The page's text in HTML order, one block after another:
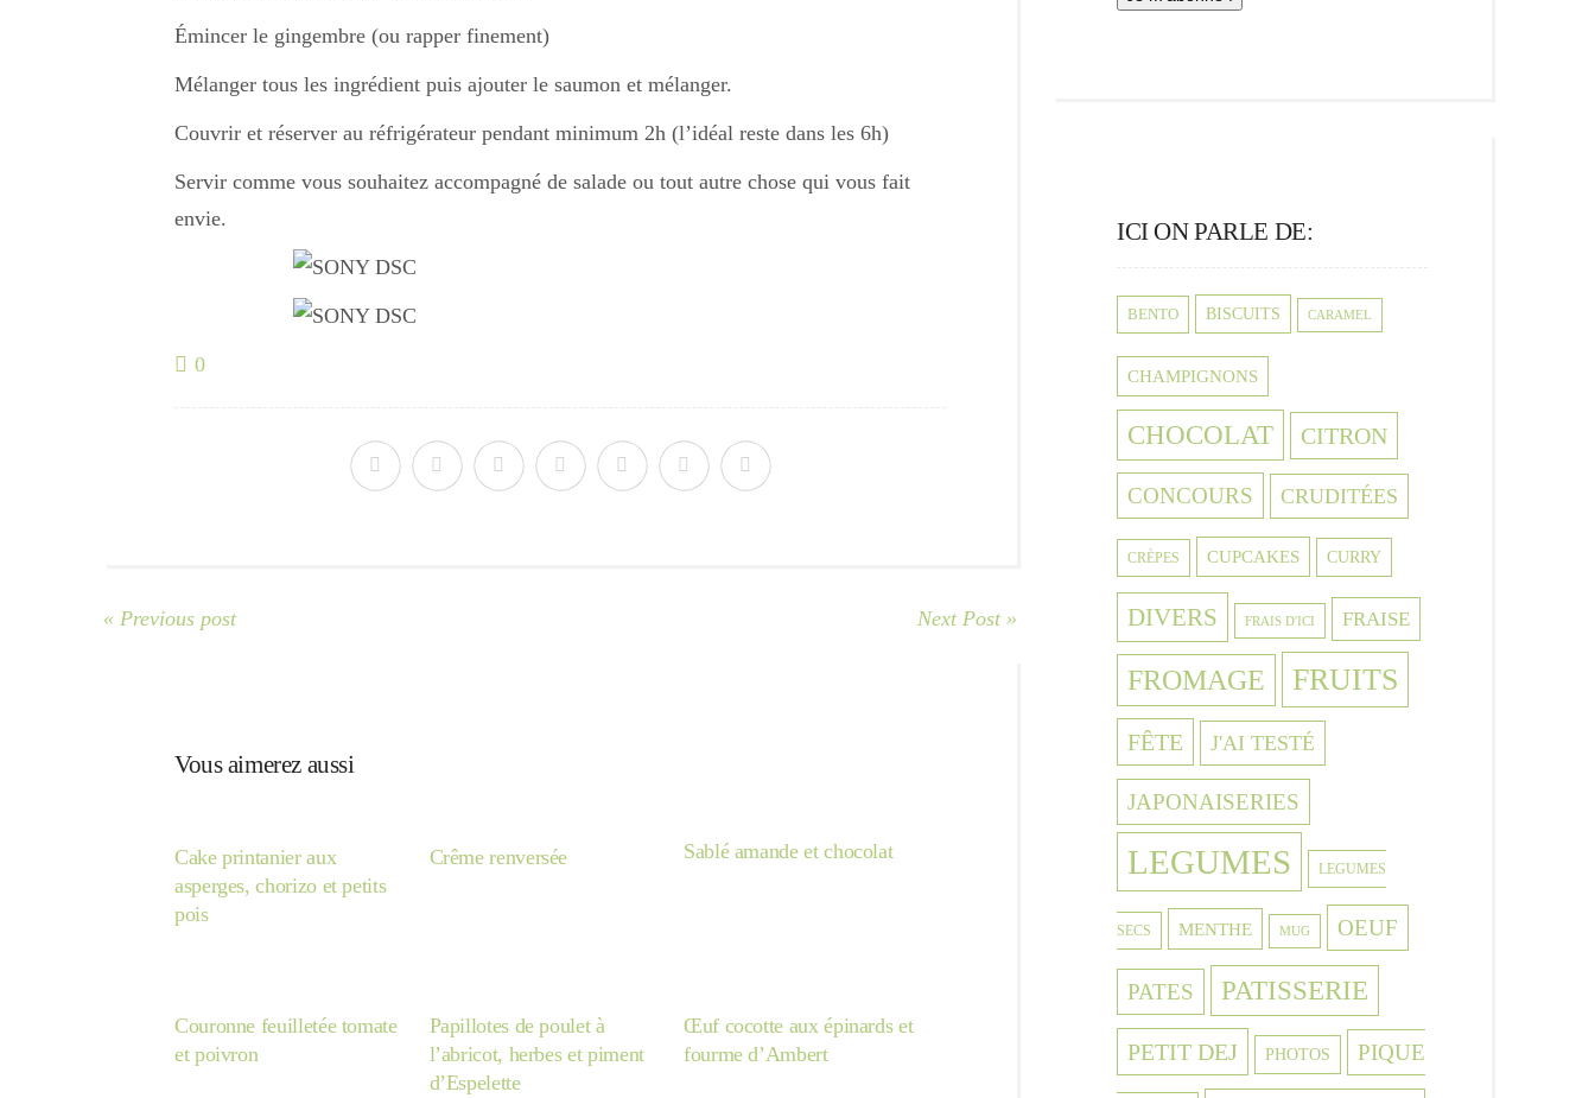
Émincer le gingembre (ou rapper finement)
Mélanger tous les ingrédient puis ajouter le saumon et mélanger.
Couvrir et réserver au réfrigérateur pendant minimum 2h (l’idéal reste dans les 6h)
Servir comme vous souhaitez accompagné de salade ou tout autre chose qui vous fait
envie.
0
« Previous post Next Post »
Vous aimerez aussi
Cake printanier aux
asperges, chorizo et petits
pois
Crême renversée Sablé amande et chocolat
Couronne feuilletée tomate
et poivron
Papillotes de poulet à
l’abricot, herbes et piment
d’Espelette
Œuf cocotte aux épinards et
fourme d’Ambert
ICI ON PARLE DE:
BENTO BISCUITS CARAMEL
CHAMPIGNONS
CHOCOLAT CITRON
CONCOURS CRUDITÉES
CRÈPES CUPCAKES CURRY
DIVERS FRAIS D'ICI FRAISE
FROMAGE FRUITS
FÊTE J'AI TESTÉ
JAPONAISERIES
LEGUMES LEGUMES
SECS MENTHE MUG OEUF
PATES PATISSERIE
PETIT DEJ PHOTOS PIQUE